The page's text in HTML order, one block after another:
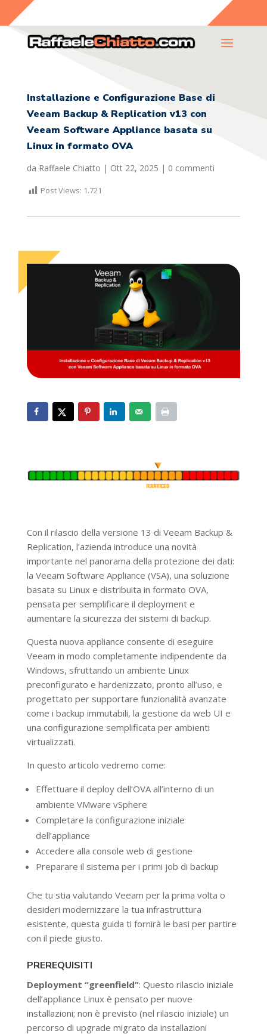
Installazione e Configurazione Base di
Veeam Backup & Replication v13 con
Veeam Software Appliance basata su
Linux in formato OVA
da Raffaele Chiatto | Ott 22, 2025 | 0 commenti
Post Views: 1.721
Con il rilascio della versione 13 di Veeam Backup &
Replication, l’azienda introduce una novità
importante nel panorama della protezione dei dati:
la Veeam Software Appliance (VSA), una soluzione
basata su Linux e distribuita in formato OVA,
pensata per semplificare il deployment e
aumentare la sicurezza dei sistemi di backup.
Questa nuova appliance consente di eseguire
Veeam in modo completamente indipendente da
Windows, sfruttando un ambiente Linux
preconfigurato e hardenizzato, pronto all’uso, e
progettato per supportare funzionalità avanzate
come i backup immutabili, la gestione da web UI e
una configurazione semplificata per ambienti
virtualizzati.
In questo articolo vedremo come:
Effettuare il deploy dell’OVA all’interno di un
ambiente VMware vSphere
Completare la configurazione iniziale
dell’appliance
Accedere alla console web di gestione
Preparare il sistema per i primi job di backup
Che tu stia valutando Veeam per la prima volta o
desideri modernizzare la tua infrastruttura
esistente, questa guida ti fornirà le basi per partire
con il piede giusto.
PREREQUISITI
Deployment “greenfield”: Questo rilascio iniziale
dell’appliance Linux è pensato per nuove
installazioni; non è previsto (nel rilascio iniziale) un
percorso di upgrade migrato da installazioni